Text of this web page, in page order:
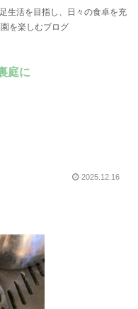
生活を目指し、日々の食卓を充
を楽しむブログ
庭に
2025.12.16